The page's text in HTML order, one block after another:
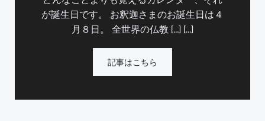
が誕生日です。 お釈迦さまのお誕生日は４
月８日。 全世界の仏教 […] […]
記事はこちら